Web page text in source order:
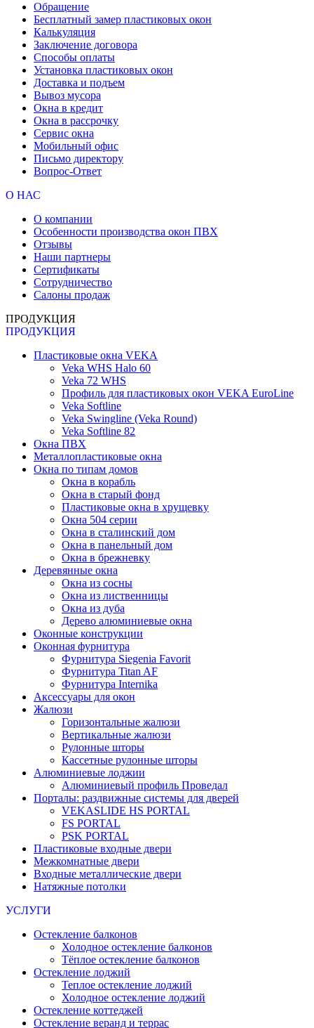
Обращение
Бесплатный замер пластиковых окон
Калькуляция
Заключение договора
Способы оплаты
Установка пластиковых окон
Доставка и подъем
Вывоз мусора
Окна в кредит
Окна в рассрочку
Сервис окна
Мобильный офис
Письмо директору
Вопрос-Ответ
О НАС
О компании
Особенности производства окон ПВХ
Отзывы
Наши партнеры
Сертификаты
Сотрудничество
Салоны продаж
ПРОДУКЦИЯ
ПРОДУКЦИЯ
Пластиковые окна VEKA
Veka WHS Halo 60
Veka 72 WHS
Профиль для пластиковых окон VEKA EuroLine
Veka Softline
Veka Swingline (Veka Round)
Veka Softline 82
Окна ПВХ
Металлопластиковые окна
Окна по типам домов
Окна в корабль
Окна в старый фонд
Пластиковые окна в хрущевку
Окна 504 серии
Окна в сталинский дом
Окна в панельный дом
Окна в брежневку
Деревянные окна
Окна из сосны
Окна из лиственницы
Окна из дуба
Дерево алюминиевые окна
Оконные конструкции
Оконная фурнитура
Фурнитура Siegenia Favorit
Фурнитура Titan AF
Фурнитура Internika
Аксессуары для окон
Жалюзи
Горизонтальные жалюзи
Вертикальные жалюзи
Рулонные шторы
Кассетные рулонные шторы
Алюминиевые лоджии
Алюминиевый профиль Проведал
Порталы: раздвижные системы для дверей
VEKASLIDE HS PORTAL
FS PORTAL
PSK PORTAL
Пластиковые входные двери
Межкомнатные двери
Входные металлические двери
Натяжные потолки
УСЛУГИ
Остекление балконов
Холодное остекление балконов
Тёплое остекление балконов
Остекление лоджий
Теплое остекление лоджий
Холодное остекление лоджий
Остекление коттеджей
Остекление веранд и террас